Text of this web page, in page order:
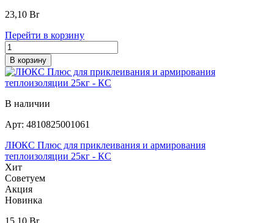
23,10 Br
Перейти в корзину
В корзину
В наличии
Арт: 4810825001061
ЛЮКС Плюс для приклеивания и армирования
теплоизоляции 25кг - КС
Хит
Советуем
Акция
Новинка